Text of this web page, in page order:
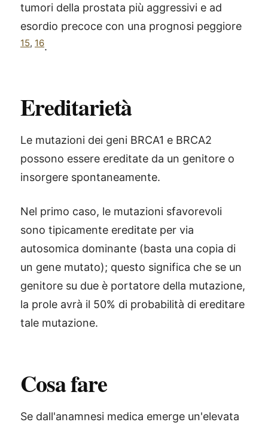
tumori della prostata più aggressivi e ad
esordio precoce con una prognosi peggiore
15, 16.
Ereditarietà
Le mutazioni dei geni BRCA1 e BRCA2
possono essere ereditate da un genitore o
insorgere spontaneamente.
Nel primo caso, le mutazioni sfavorevoli
sono tipicamente ereditate per via
autosomica dominante (basta una copia di
un gene mutato); questo significa che se un
genitore su due è portatore della mutazione,
la prole avrà il 50% di probabilità di ereditare
tale mutazione.
Cosa fare
Se dall'anamnesi medica emerge un'elevata